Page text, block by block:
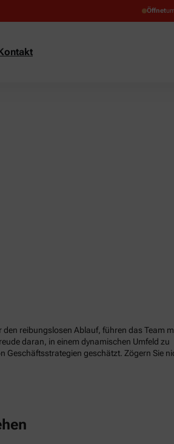
Öffnet
reibungslosen Ablauf, führen das Team
daran, in einem dynamischen Umfeld zu
Geschäftsstrategien geschätzt. Zögern Sie